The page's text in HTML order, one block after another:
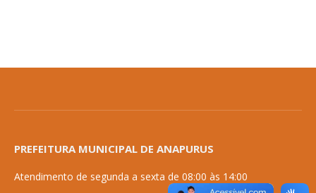
PREFEITURA MUNICIPAL DE ANAPURUS
Atendimento de segunda a sexta de 08:00 às 14:00